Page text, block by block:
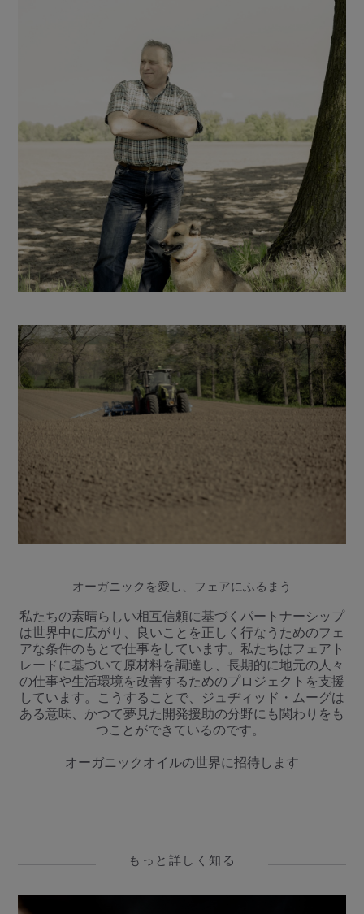
オーガニックを愛し、フェアにふるまう
私たちの素晴らしい相互信頼に基づくパートナーシップ
は世界中に広がり、良いことを正しく行なうためのフェ
アな条件のもとで仕事をしています。私たちはフェアト
レードに基づいて原材料を調達し、長期的に地元の人々
の仕事や生活環境を改善するためのプロジェクトを支援
しています。こうすることで、ジュヂィッド・ムーグは
ある意味、かつて夢見た開発援助の分野にも関わりをも
つことができているのです。
オーガニックオイルの世界に招待します
もっと詳しく知る